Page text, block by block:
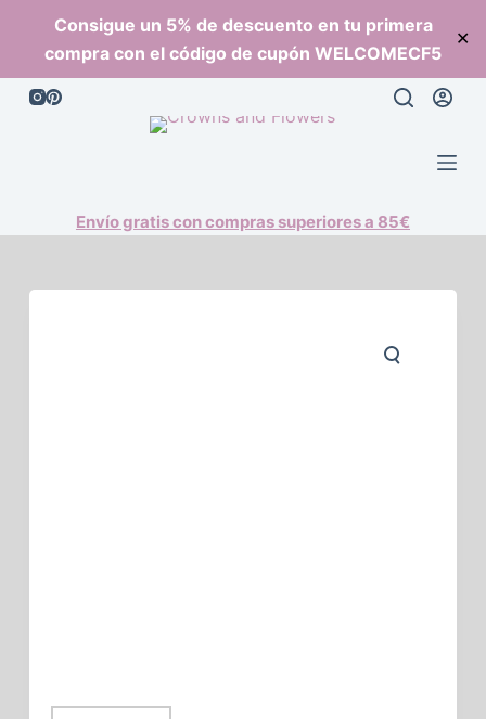
Consigue un 5% de descuento en tu primera
compra con el código de cupón WELCOMECF5
✕
l
Envío gratis con compras superiores a 85€